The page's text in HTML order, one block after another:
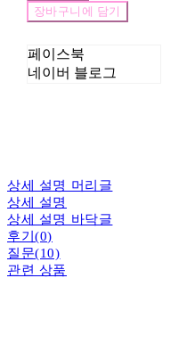
장바구니에 담기
페이스북
네이버 블로그
상세 설명 머리글
상세 설명
상세 설명 바닥글
후기(0)
질문(10)
관련 상품